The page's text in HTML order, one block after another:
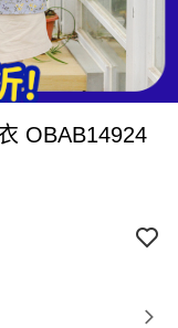
OBAB14924